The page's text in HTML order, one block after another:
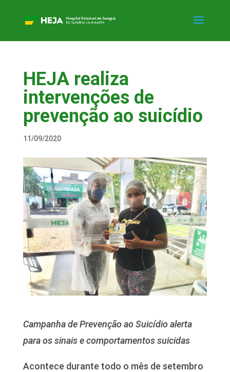
HEJA realiza
intervenções de
prevenção ao suicídio
11/09/2020
Campanha de Prevenção ao Suicídio alerta
para os sinais e comportamentos suicidas
Acontece durante todo o mês de setembro